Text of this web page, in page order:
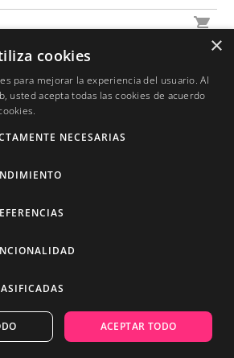

×
cookies
para mejorar la experiencia del usuario. Al
usted acepta todas las cookies de acuerdo
NECESARIAS
ACEPTAR TODO